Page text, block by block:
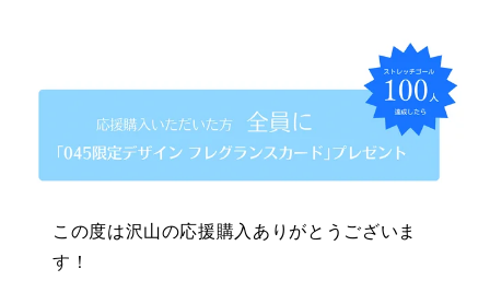
この度は沢山の応援購入ありがとうございま
す！